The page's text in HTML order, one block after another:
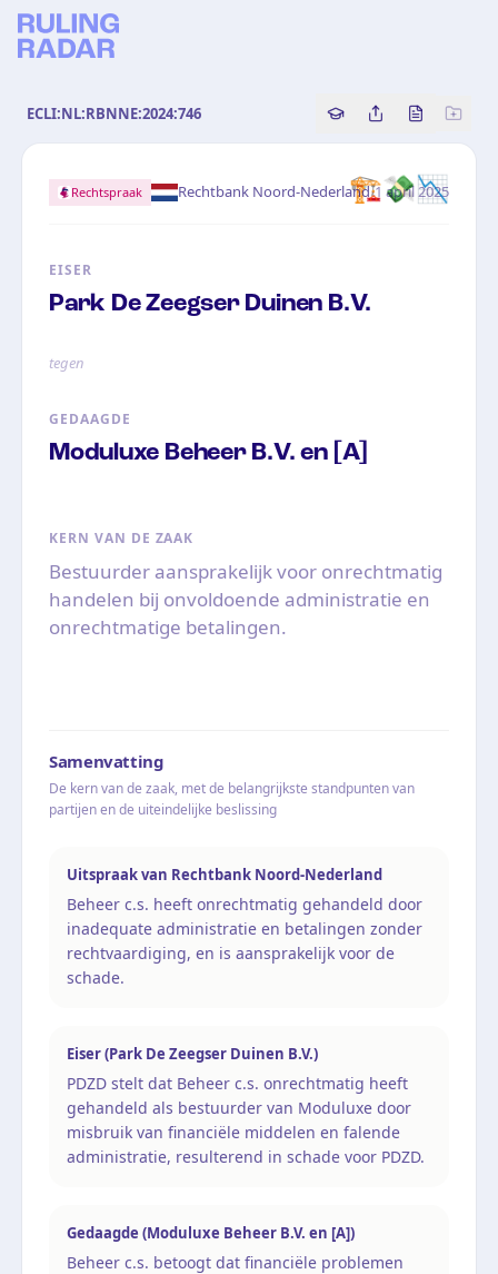
ECLI:NL:RBNNE:2024:746 Copy source
Share this
Bekijk
🏗️💸📉
Rechtspraak Rechtbank Noord-Nederland·1 april 2025
EISER
Park De Zeegser Duinen B.V.
tegen
GEDAAGDE
Moduluxe Beheer B.V. en [A]
KERN VAN DE ZAAK
Bestuurder aansprakelijk voor onrechtmatig
handelen bij onvoldoende administratie en
onrechtmatige betalingen.
Samenvatting
De kern van de zaak, met de belangrijkste standpunten van
partijen en de uiteindelijke beslissing
Uitspraak van Rechtbank Noord-Nederland
Beheer c.s. heeft onrechtmatig gehandeld door
inadequate administratie en betalingen zonder
rechtvaardiging, en is aansprakelijk voor de
schade.
Eiser (Park De Zeegser Duinen B.V.)
PDZD stelt dat Beheer c.s. onrechtmatig heeft
gehandeld als bestuurder van Moduluxe door
misbruik van financiële middelen en falende
administratie, resulterend in schade voor PDZD.
Gedaagde (Moduluxe Beheer B.V. en [A])
Beheer c.s. betoogt dat financiële problemen